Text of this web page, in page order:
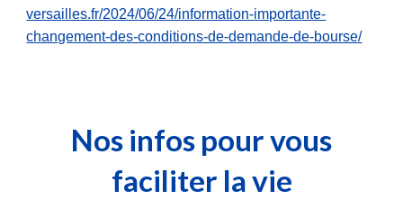
versailles.fr/2024/06/24/information-importante-
changement-des-conditions-de-demande-de-bourse/
Nos infos pour vous
faciliter la vie